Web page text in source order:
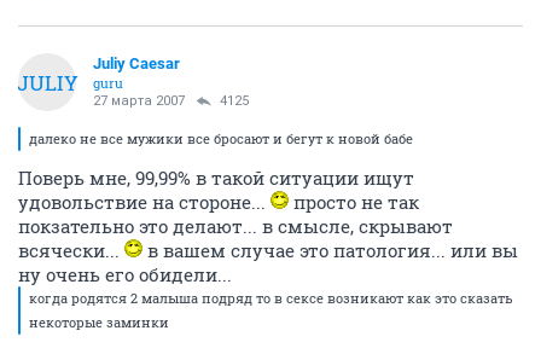
JULIY
Juliy Caesar
guru
27 марта 2007 4125
далеко не все мужики все бросают и бегут к новой бабе
Поверь мне, 99,99% в такой ситуации ищут
удовольствие на стороне...
просто не так
покзательно это делают... в смысле, скрывают
всячески...
в вашем случае это патология... или вы
ну очень его обидели...
когда родятся 2 малыша подряд то в сексе возникают как это сказать
некоторые заминки